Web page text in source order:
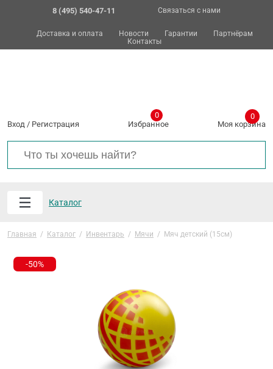
8 (495) 540-47-11 Связаться с нами
Доставка и оплата Новости Гарантии
Партнёрам
Контакты
Вход / Регистрация Избранное
0
Моя корзина
0
Каталог
Главная / Каталог / Инвентарь / Мячи / Мяч детский (15см)
-50%